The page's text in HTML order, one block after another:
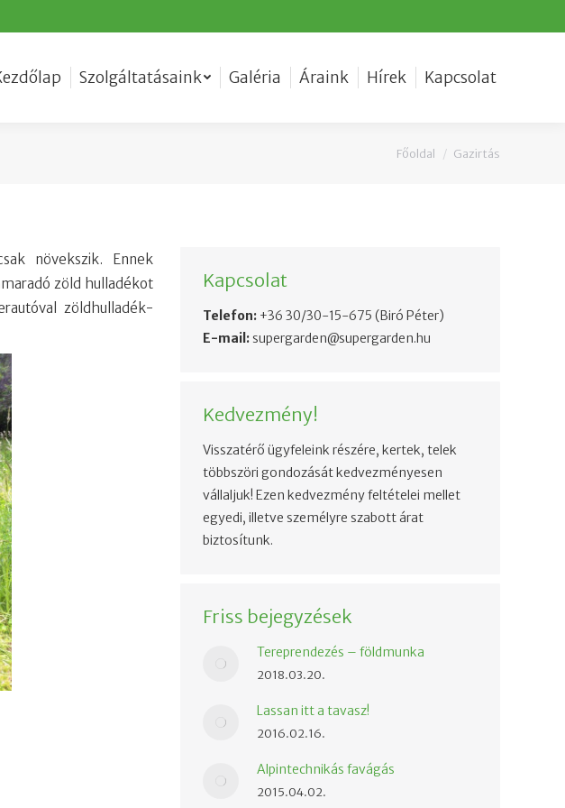
Szolgáltatásaink Galéria Áraink Hírek Kapcsolat
You are here:
Főoldal Gazirtás
növekszik. Ennek
zöld hulladékot
zöldhulladék-
Kapcsolat
Telefon: +36 30/30-15-675 (Biró Péter)
E-mail: supergarden@supergarden.hu
Kedvezmény!
Visszatérő ügyfeleink részére, kertek, telek
többszöri gondozását kedvezményesen
vállaljuk! Ezen kedvezmény feltételei mellet
egyedi, illetve személyre szabott árat
biztosítunk.
Friss bejegyzések
Tereprendezés – földmunka
2018.03.20.
Lassan itt a tavasz!
2016.02.16.
Alpintechnikás favágás
2015.04.02.